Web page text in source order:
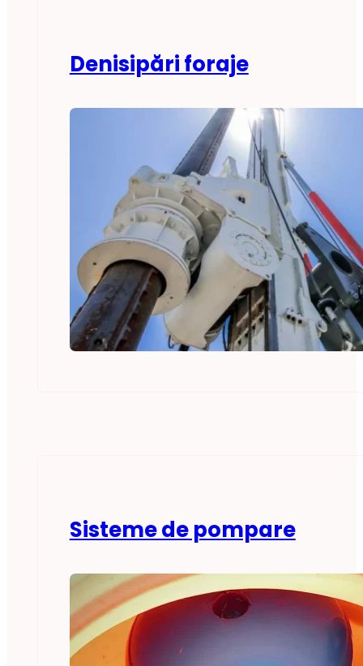
Denisipări foraje
Sisteme de pompare